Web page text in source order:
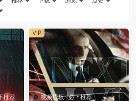
推荐
视频模板·必下推荐
VIP